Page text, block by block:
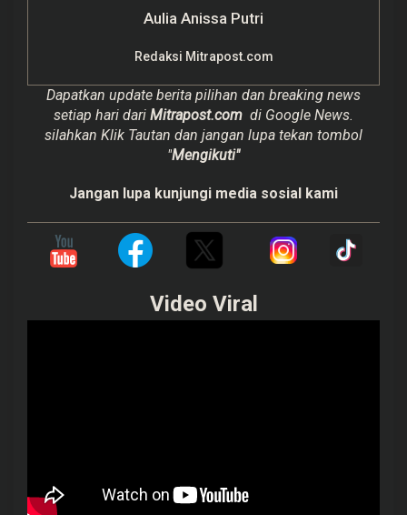
Aulia Anissa Putri
Redaksi Mitrapost.com
Dapatkan update berita pilihan dan breaking news
setiap hari dari Mitrapost.com di Google News.
silahkan Klik Tautan dan jangan lupa tekan tombol
"Mengikuti"
Jangan lupa kunjungi media sosial kami
Video Viral